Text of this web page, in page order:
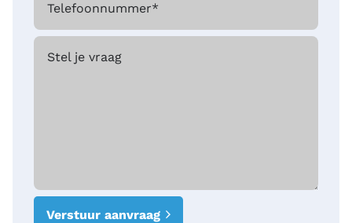
Telefoonnummer*
Stel je vraag
Verstuur aanvraag